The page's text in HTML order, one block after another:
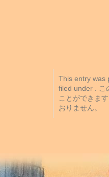
This entry was
filed under . こ
ことができま
おりません。